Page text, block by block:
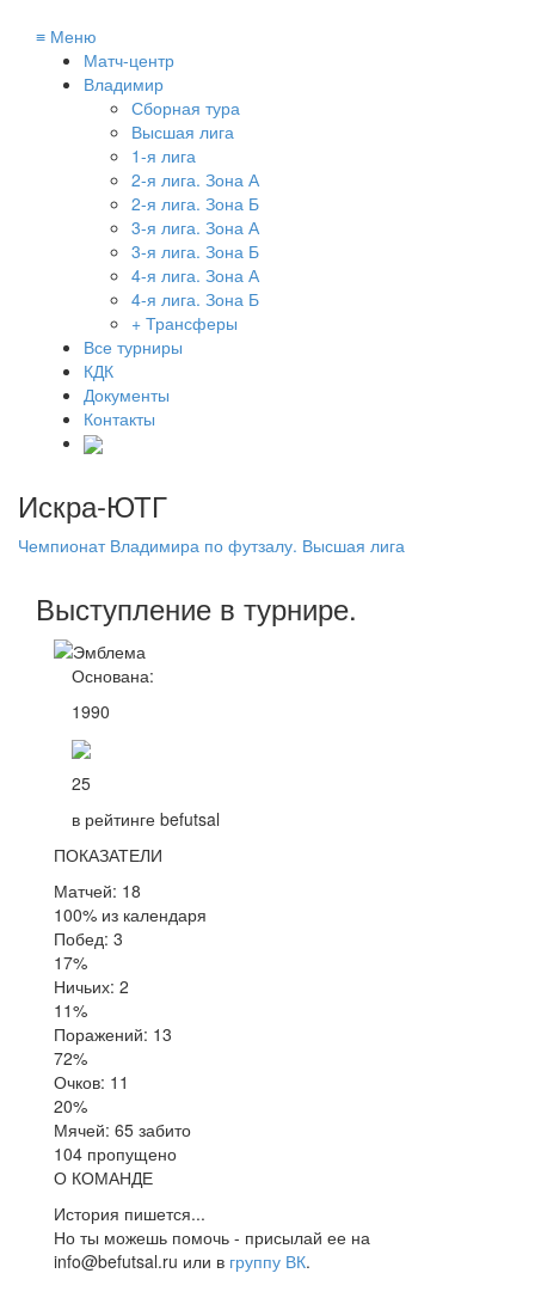
≡ Меню
Матч-центр
Владимир
Сборная тура
Высшая лига
1-я лига
2-я лига. Зона А
2-я лига. Зона Б
3-я лига. Зона А
3-я лига. Зона Б
4-я лига. Зона А
4-я лига. Зона Б
+ Трансферы
Все турниры
КДК
Документы
Контакты
Искра-ЮТГ
Чемпионат Владимира по футзалу. Высшая лига
Выступление в турнире.
Основана:
1990
25
в рейтинге befutsal
ПОКАЗАТЕЛИ
Матчей: 18
100% из календаря
Побед: 3
17%
Ничьих: 2
11%
Поражений: 13
72%
Очков: 11
20%
Мячей: 65 забито
104 пропущено
О КОМАНДЕ
История пишется...
Но ты можешь помочь - присылай ее на
info@befutsal.ru или в группу ВК.